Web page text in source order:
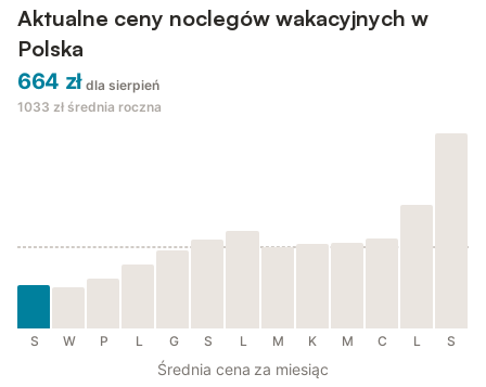
Aktualne ceny noclegów wakacyjnych w
Polska
664 zł dla sierpień
1033 zł średnia roczna
S W P L G S L M K M C L S
Średnia cena za miesiąc